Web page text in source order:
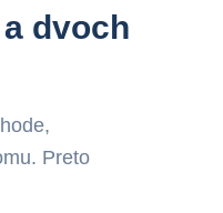
dvoch
Preto